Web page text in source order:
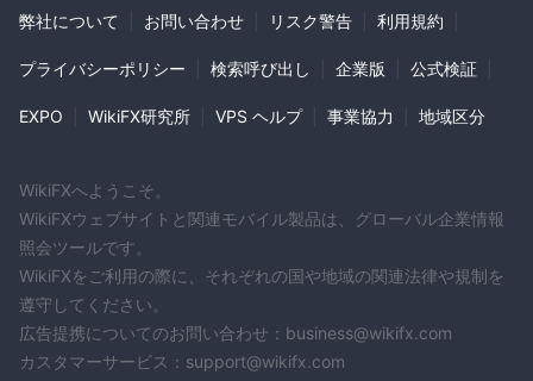
弊社について お問い合わせ リスク警告 利用規約
プライバシーポリシー 検索呼び出し 企業版 公式検証
EXPO WikiFX研究所 VPS ヘルプ 事業協力 地域区分
WikiFXへようこそ。
WikiFXウェブサイトと関連モバイル製品は、グローバル企業情報
照会ツールです。
WikiFXをご利用の際に、それぞれの国や地域の関連法律や規制を
遵守してください。
広告提携についてのお問い合わせ：business@wikifx.com
カスタマーサービス：support@wikifx.com